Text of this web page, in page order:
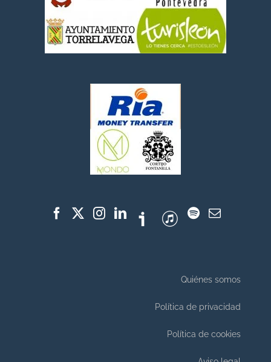
Quiénes somos
Política de privacidad
Política de cookies